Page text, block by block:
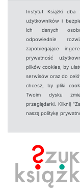
Instytut Książki dba
użytkowników i
ich danych
odpowiednie
zapobiegające
prywatność
plików cookies, by
serwisów oraz do
chcesz, by pliki
Twoim dysku
przeglądarki. Kliknij
naszą politykę